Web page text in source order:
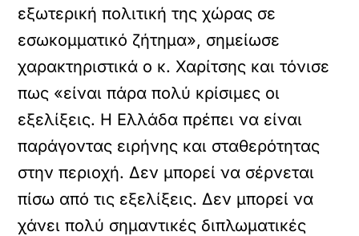
εξωτερική πολιτική της χώρας σε
εσωκομματικό ζήτημα», σημείωσε
χαρακτηριστικά ο κ. Χαρίτσης και τόνισε
πως «είναι πάρα πολύ κρίσιμες οι
εξελίξεις. Η Ελλάδα πρέπει να είναι
παράγοντας ειρήνης και σταθερότητας
στην περιοχή. Δεν μπορεί να σέρνεται
πίσω από τις εξελίξεις. Δεν μπορεί να
χάνει πολύ σημαντικές διπλωματικές